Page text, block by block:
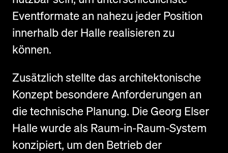
Eventformate an nahezu jeder Position
innerhalb der Halle realisieren zu
können.
Zusätzlich stellte das architektonische
Konzept besondere Anforderungen an
die technische Planung. Die Georg Elser
Halle wurde als Raum-in-Raum-System
konzipiert, um den Betrieb der